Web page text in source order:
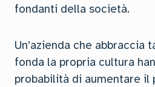
fondanti della società.
Un’azienda che abbraccia
fonda la propria cultura
probabilità di aumentare il